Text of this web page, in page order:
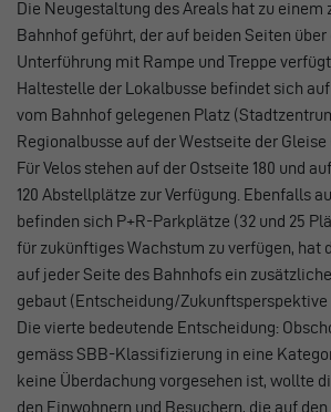
Die Neugestaltung des Areals hat zu einem
Bahnhof geführt, der auf beiden Seiten über
Unterführung mit Rampe und Treppe
Haltestelle der Lokalbusse befindet sich
vom Bahnhof gelegenen Platz
Regionalbusse auf der Westseite der Gleise
Für Velos stehen auf der Ostseite 180 und
120 Abstellplätze zur Verfügung. Ebenfalls
befinden sich P+R-Parkplätze (32 und 25
für zukünftiges Wachstum zu verfügen, hat
auf jeder Seite des Bahnhofs ein
gebaut (Entscheidung/Zukunftsperspektive
Die vierte bedeutende Entscheidung:
gemäss SBB-Klassifizierung in eine
keine Überdachung vorgesehen ist, wollte
den Einwohnern und Besuchern, die auf